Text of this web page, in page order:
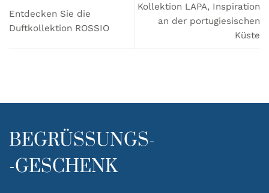
Entdecken Sie die
Duftkollektion ROSSIO
Kollektion LAPA, Inspiration
an der portugiesischen
Küste
BEGRÜSSUNGS-
-GESCHENK